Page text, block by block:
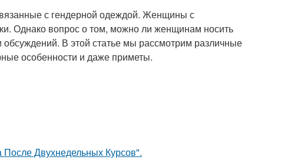
с гендерной одеждой. Женщины с
Однако вопрос о том, можно ли женщинам носить
В этой статье мы рассмотрим различные
особенности и даже приметы.
После Двухнедельных Курсов".